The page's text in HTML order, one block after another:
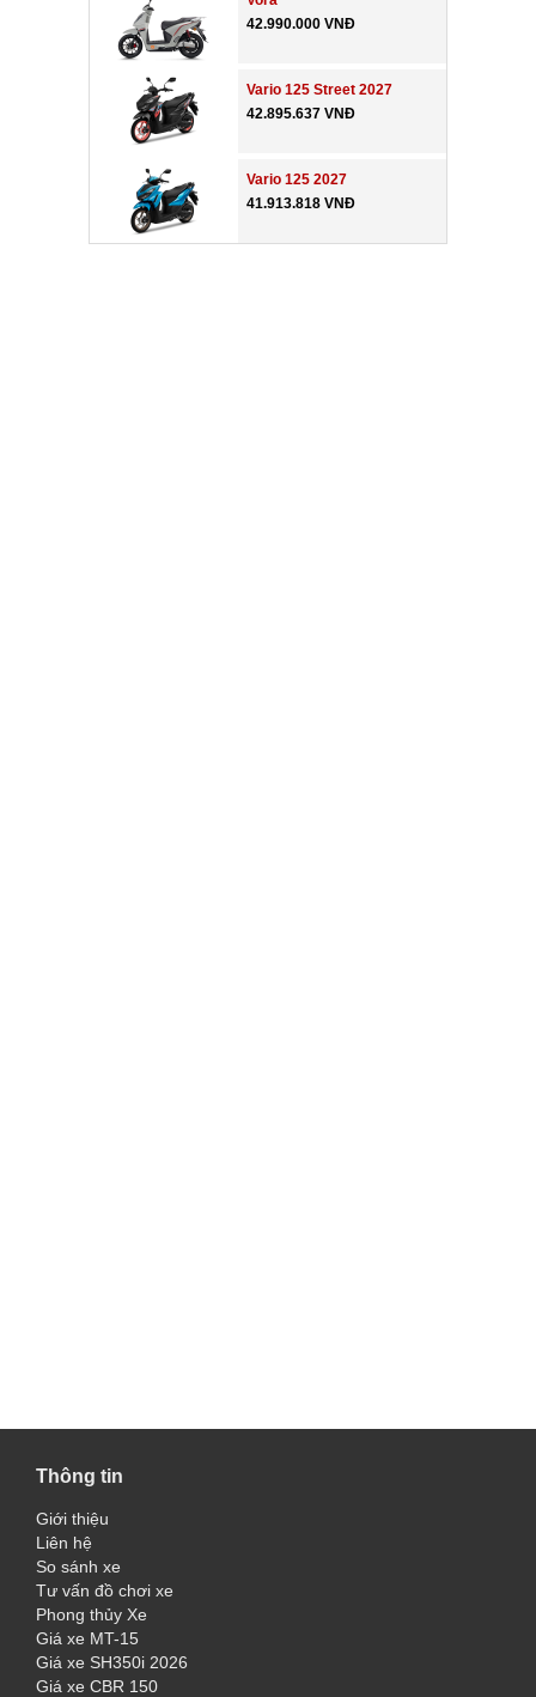
42.990.000 VNĐ
Vario 125 Street 2027
42.895.637 VNĐ
Vario 125 2027
41.913.818 VNĐ
Thông tin
Giới thiệu
Liên hệ
So sánh xe
Tư vấn đồ chơi xe
Phong thủy Xe
Giá xe MT-15
Giá xe SH350i 2026
Giá xe CBR 150